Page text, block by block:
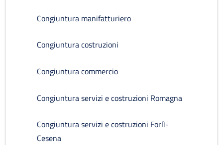
Congiuntura manifatturiero
Congiuntura costruzioni
Congiuntura commercio
Congiuntura servizi e costruzioni Romagna
Congiuntura servizi e costruzioni Forlì-
Cesena